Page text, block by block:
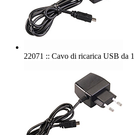
22071 :: Cavo di ricarica USB da